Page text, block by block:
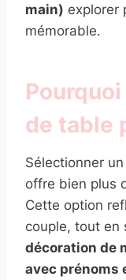
main) explorer
mémorable.
de table
Sélectionner un
offre bien plus
Cette option
couple, tout en
décoration de
avec prénoms